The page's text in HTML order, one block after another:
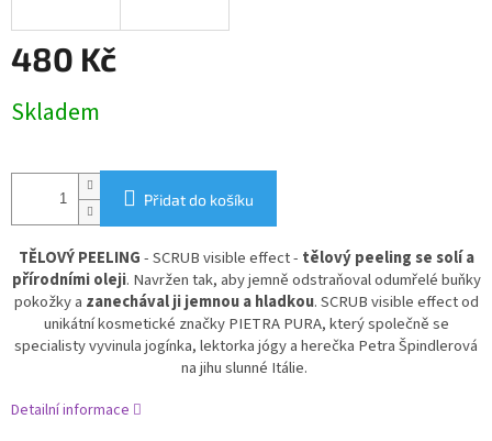
480 Kč
cena:
Skladem
Přidat do košíku
TĚLOVÝ PEELING- SCRUB visible effect - tělový peeling se solí a
přírodními oleji. Navržen tak, aby jemně odstraňoval odumřelé buňky
pokožky a zanechával ji jemnou a hladkou. SCRUB visible effect od
unikátní kosmetické značky PIETRA PURA, který společně se
specialisty vyvinula jogínka, lektorka jógy a herečka Petra Špindlerová
na jihu slunné Itálie.
Detailní informace